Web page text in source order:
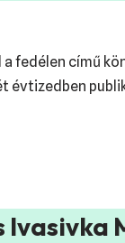
a fedélen című
évtizedben
Ivasivka